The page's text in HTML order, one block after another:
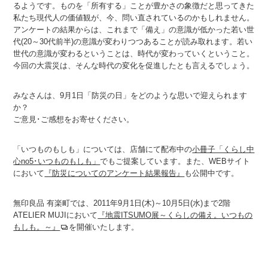
るようです。ものを「所有する」ことが豊かさの象徴だと思ってきた
私たち現代人の価値観が、今、問い直されているのかもしれません。
アンケートの結果からは、これまで「備え」の意識が低かった若い世
代(20～30代前半)の意識が変わりつつあることが読み取れます。若い
世代の意識が変わるということは、時代が変わっていくということ。
今回の大震災は、そんな時代の変化を促進したとも言えるでしょう。
みなさんは、9月1日「防災の日」をどのような思いで迎えられます
か？
ご意見･ご感想をお寄せください。
「いつものもしも」については、店舗にて配布中の小冊子「くらし中
心no5･いつものもしも」でもご提案しています。また、WEBサイト
において 『防災についてのアンケート結果報告』 も公開中です。
無印良品 有楽町では、2011年9月1日(木)～10月5日(水)まで2階
ATELIER MUJIにおいて 『地震ITSUMO展～くらしの備え。いつもの
もしも。～』
を開催いたします。